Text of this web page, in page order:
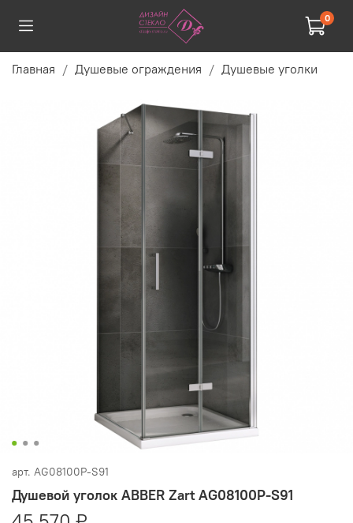
0
Главная Душевые ограждения Душевые уголки
арт. AG08100P-S91
Душевой уголок ABBER Zart AG08100P-S91